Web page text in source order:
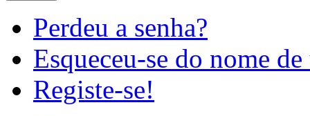
Perdeu a senha?
Esqueceu-se do nome
Registe-se!